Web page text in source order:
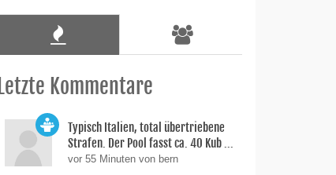
Letzte Kommentare
Typisch Italien, total übertriebene
Strafen. Der Pool fasst ca. 40 Kub ...
vor 55 Minuten von bern